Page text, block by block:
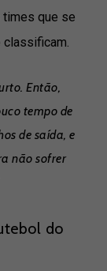
times que se
classificam.
Então,
tempo de
de saída, e
não sofrer
do